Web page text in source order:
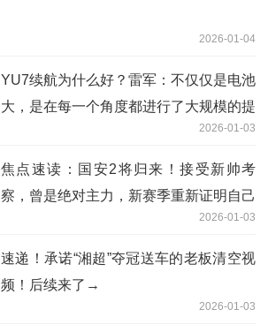
2026-01-04
YU7续航为什么好？雷军：不仅仅是电池
大，是在每一个角度都进行了大规模的提
2026-01-03
焦点速读：国安2将归来！接受新帅考
察，曾是绝对主力，新赛季重新证明自己
2026-01-03
速递！承诺“湘超”夺冠送车的老板清空视
频！后续来了→
2026-01-03